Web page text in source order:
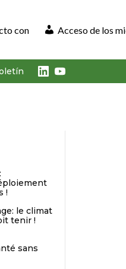
con Acceso de los
LinkedIn
Youtube
!
le climat
tenir !
sans